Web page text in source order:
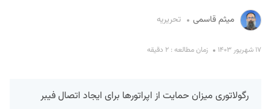
میثم قاسمی تحریریه
۱۷ شهریور ۱۴۰۳ زمان مطالعه : ۲ دقیقه
رگولاتوری میزان حمایت از اپراتورها برای ایجاد اتصال فیبر